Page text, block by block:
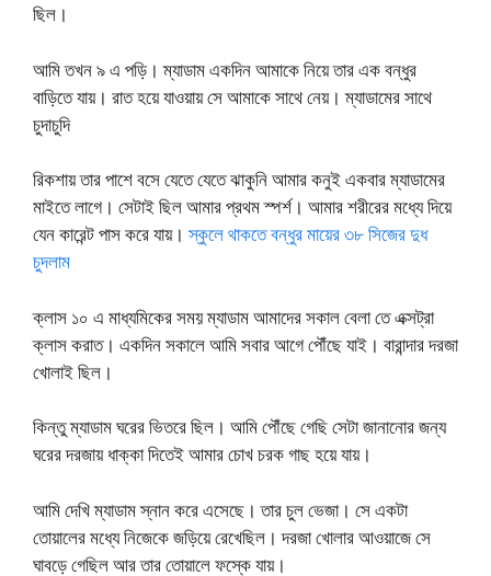
ছিল।
আমি তখন ৯ এ পড়ি। ম্যাডাম একদিন আমাকে নিয়ে তার এক বন্ধুর
বাড়িতে যায়। রাত হয়ে যাওয়ায় সে আমাকে সাথে নেয়। ম্যাডামের সাথে
চুদাচুদি
রিকশায় তার পাশে বসে যেতে যেতে ঝাকুনি আমার কনুই একবার ম্যাডামের
মাইতে লাগে। সেটাই ছিল আমার প্রথম স্পর্শ। আমার শরীরের মধ্যে দিয়ে
যেন কারেন্ট পাস করে যায়।স্কুলে থাকতে বন্ধুর মায়ের ৩৮ সিজের দুধ
চুদলাম
ক্লাস ১০ এ মাধ্যমিকের সময় ম্যাডাম আমাদের সকাল বেলা তে এক্সট্রা
ক্লাস করাত। একদিন সকালে আমি সবার আগে পৌঁছে যাই। বারান্দার দরজা
খোলাই ছিল।
কিন্তু ম্যাডাম ঘরের ভিতরে ছিল। আমি পৌঁছে গেছি সেটা জানানোর জন্য
ঘরের দরজায় ধাক্কা দিতেই আমার চোখ চরক গাছ হয়ে যায়।
আমি দেখি ম্যাডাম স্নান করে এসেছে। তার চুল ভেজা। সে একটা
তোয়ালের মধ্যে নিজেকে জড়িয়ে রেখেছিল। দরজা খোলার আওয়াজে সে
ঘাবড়ে গেছিল আর তার তোয়ালে ফস্কে যায়।